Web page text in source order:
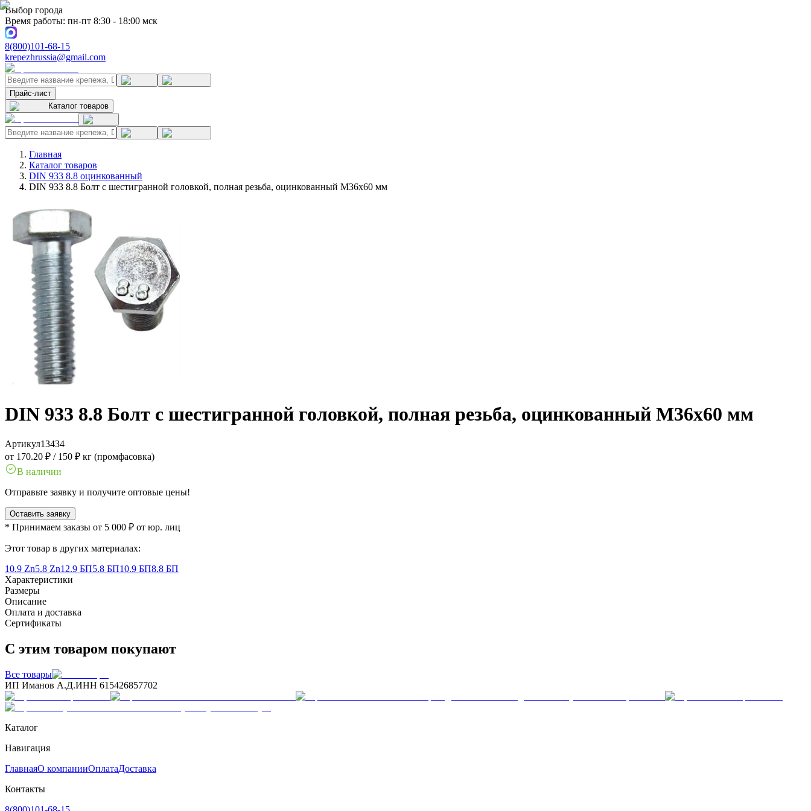
Выбор города
Время работы: пн-пт 8:30 - 18:00 мск
8(800)101-68-15
krepezhrussia@gmail.com
Прайс-лист
Каталог товаров
Главная
Каталог товаров
DIN 933 8.8 оцинкованный
DIN 933 8.8 Болт с шестигранной головкой, полная резьба, оцинкованный M36x60 мм
DIN 933 8.8 Болт с шестигранной головкой, полная резьба, оцинкованный M36x60 мм
Артикул13434
от 170.20 ₽ / 150 ₽ кг (промфасовка)
В наличии
Отправьте заявку и получите оптовые цены!
Оставить заявку
* Принимаем заказы от 5 000 ₽ от юр. лиц
Этот товар в других материалах:
10.9 Zn5.8 Zn12.9 БП5.8 БП10.9 БП8.8 БП
Характеристики
Размеры
Описание
Оплата и доставка
Сертификаты
С этим товаром покупают
Все товары
ИП Иманов А.Д.ИНН 615426857702
Каталог
Навигация
ГлавнаяО компанииОплатаДоставка
Контакты